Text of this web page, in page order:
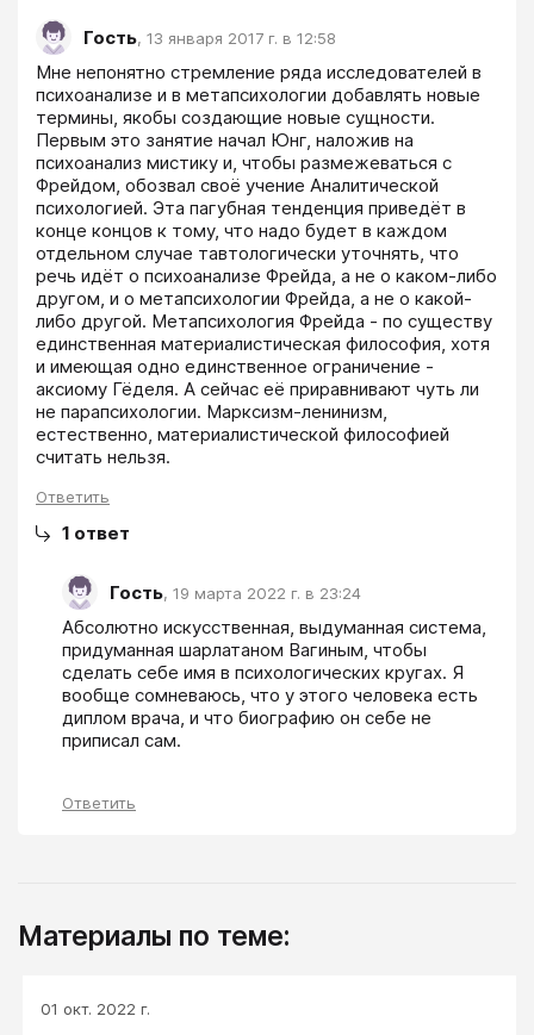
Гость, 13 января 2017 г. в 12:58
Мне непонятно стремление ряда исследователей в
психоанализе и в метапсихологии добавлять новые
термины, якобы создающие новые сущности.
Первым это занятие начал Юнг, наложив на
психоанализ мистику и, чтобы размежеваться с
Фрейдом, обозвал своё учение Аналитической
психологией. Эта пагубная тенденция приведёт в
конце концов к тому, что надо будет в каждом
отдельном случае тавтологически уточнять, что
речь идёт о психоанализе Фрейда, а не о каком-либо
другом, и о метапсихологии Фрейда, а не о какой-
либо другой. Метапсихология Фрейда - по существу
единственная материалистическая философия, хотя
и имеющая одно единственное ограничение -
аксиому Гёделя. А сейчас её приравнивают чуть ли
не парапсихологии. Марксизм-ленинизм,
естественно, материалистической философией
считать нельзя.
Ответить
1 ответ
Гость, 19 марта 2022 г. в 23:24
Абсолютно искусственная, выдуманная система,
придуманная шарлатаном Вагиным, чтобы
сделать себе имя в психологических кругах. Я
вообще сомневаюсь, что у этого человека есть
диплом врача, и что биографию он себе не
приписал сам.
Ответить
Материалы по теме:
01 окт. 2022 г.